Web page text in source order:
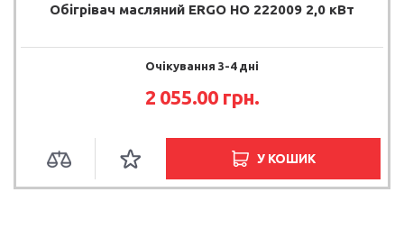
Обігрівач масляний ERGO HO 222009 2,0 кВт
Очікування 3-4 дні
2 055.00 грн.
У КОШИК